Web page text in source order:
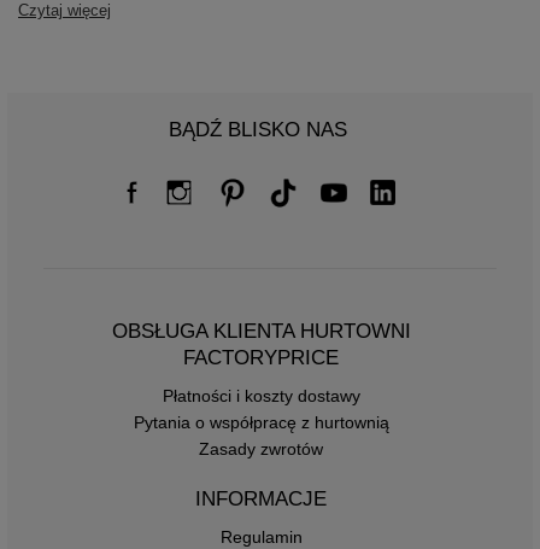
Czytaj więcej
BĄDŹ BLISKO NAS
OBSŁUGA KLIENTA HURTOWNI
FACTORYPRICE
Płatności i koszty dostawy
Pytania o współpracę z hurtownią
Zasady zwrotów
INFORMACJE
Regulamin